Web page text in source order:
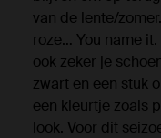
van de lente/
roze… You name
ook zeker je
zwart en een stuk
een kleurtje zoals
look. Voor dit